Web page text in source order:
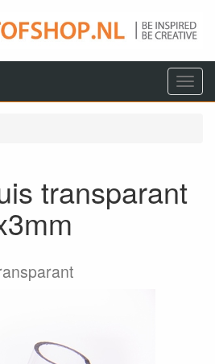
Menu
transparant